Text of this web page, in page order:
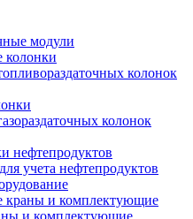
модули
колонки
колонок
колонок
нефтепродуктов
учета нефтепродуктов
краны и комплектующие
и комплектующие